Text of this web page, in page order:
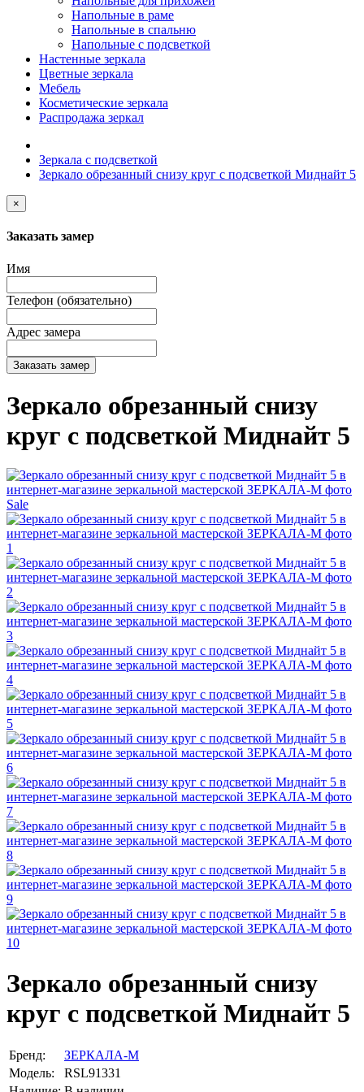
Напольные в раме
Напольные в спальню
Напольные с подсветкой
Настенные зеркала
Цветные зеркала
Мебель
Косметические зеркала
Распродажа зеркал
Зеркала с подсветкой
Зеркало обрезанный снизу круг с подсветкой Миднайт 5
×
Заказать замер
Имя
Телефон (обязательно)
Адрес замера
Заказать замер
Зеркало обрезанный снизу
круг с подсветкой Миднайт 5
Sale
Зеркало обрезанный снизу
круг с подсветкой Миднайт 5
Бренд:
ЗЕРКАЛА-М
Модель:
RSL91331